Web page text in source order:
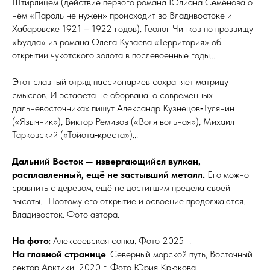
нём «Пароль не нужен» происходит во Владивостоке и
Хабаровске 1921 – 1922 го­дов). Геолог Чинков по прозвищу
«Будда» из романа Олега Куваева «Территория» об
открытии чукотского золота в послевоенные годы...
Этот славный отряд пассионариев сохраняет матрицу
смыслов. И эстафета не оборвана: о современных
дальневосточниках пишут Александр Кузнецов‑Тулянин
(«Язычник»), Виктор Ремизов («Воля вольная»), Михаил
Тарковский («Тойота‑креста»)...
Дальний Восток — извергающийся вулкан,
расплавленный, ещё не застывший металл. Его можно
сравнить с деревом, ещё не достигшим предела своей
высоты... Поэтому его открытие и освое­ние продолжаются.
Владивосток. Фото автора.
На фото: Алексеевская сопка. Фото 2025 г.
На главной странице: Северный морской путь, Восточный
сектор Арктики. 2020 г. Фото Юрия Крюкова.